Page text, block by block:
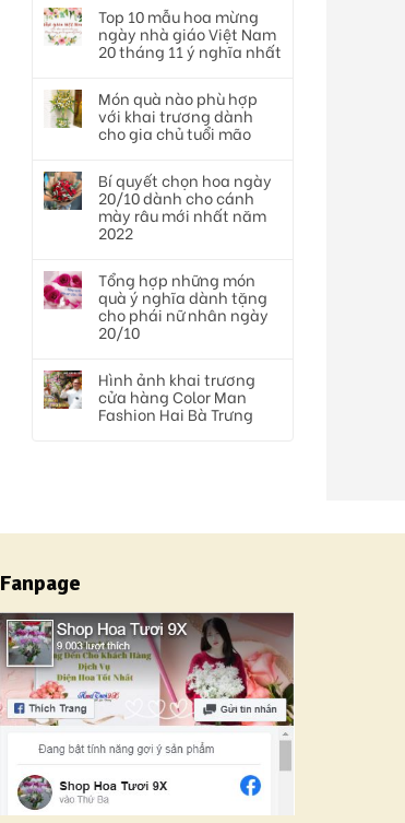
Top 10 mẫu hoa mừng
ngày nhà giáo Việt Nam
20 tháng 11 ý nghĩa nhất
Món quà nào phù hợp
với khai trương dành
cho gia chủ tuổi mão
Bí quyết chọn hoa ngày
20/10 dành cho cánh
mày râu mới nhất năm
2022
Tổng hợp những món
quà ý nghĩa dành tặng
cho phái nữ nhân ngày
20/10
Hình ảnh khai trương
cửa hàng Color Man
Fashion Hai Bà Trưng
Fanpage